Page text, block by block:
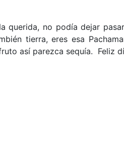
querida, no podía dejar
tierra, eres esa
así parezca sequía. Feliz